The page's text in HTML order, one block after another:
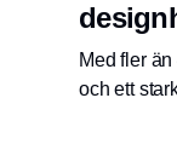
Med fler
och ett